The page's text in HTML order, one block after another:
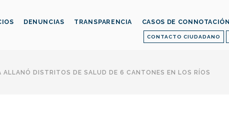
CONTACTO CIUDADANO
DENUNCIAS TRANSPARENCIA CASOS DE CONNOTACIÓN
ALLANÓ DISTRITOS DE SALUD DE 6 CANTONES EN LOS RÍOS